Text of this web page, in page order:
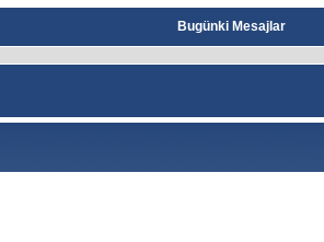
Bugünki Mesajlar